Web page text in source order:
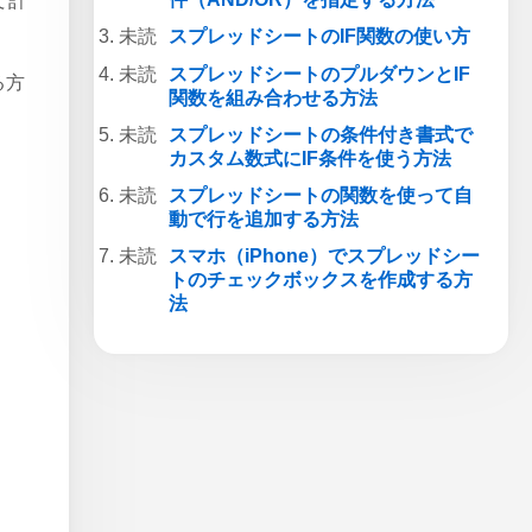
方
スプレッドシートのIF関数の使い方
スプレッドシートのプルダウンとIF
関数を組み合わせる方法
スプレッドシートの条件付き書式で
カスタム数式にIF条件を使う方法
スプレッドシートの関数を使って自
動で行を追加する方法
スマホ（iPhone）でスプレッドシー
トのチェックボックスを作成する方
法